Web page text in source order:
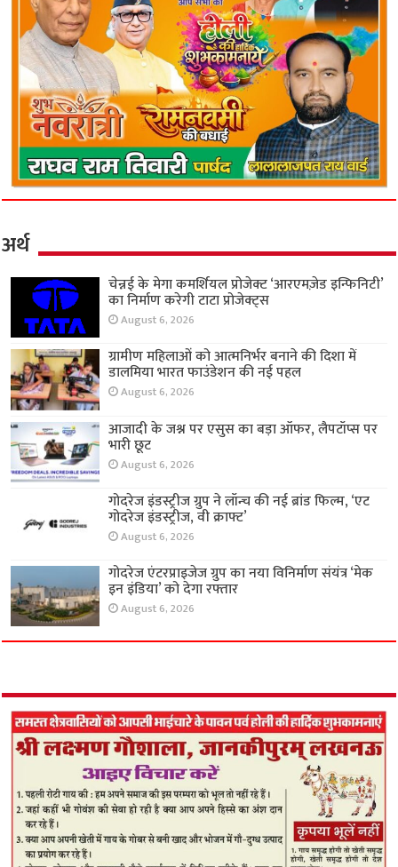
अर्थ
चेन्नई के मेगा कमर्शियल प्रोजेक्ट ‘आरएमज़ेड इन्फिनिटी’
का निर्माण करेगी टाटा प्रोजेक्ट्स
August 6, 2026
ग्रामीण महिलाओं को आत्मनिर्भर बनाने की दिशा में
डालमिया भारत फाउंडेशन की नई पहल
August 6, 2026
आजादी के जश्न पर एसुस का बड़ा ऑफर, लैपटॉप्स पर
भारी छूट
August 6, 2026
गोदरेज इंडस्ट्रीज ग्रुप ने लॉन्च की नई ब्रांड फिल्म, ‘एट
गोदरेज इंडस्ट्रीज, वी क्राफ्ट’
August 6, 2026
गोदरेज एंटरप्राइजेज ग्रुप का नया विनिर्माण संयंत्र ‘मेक
इन इंडिया’ को देगा रफ्तार
August 6, 2026